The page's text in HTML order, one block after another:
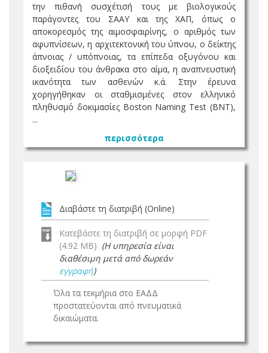
την πιθανή συσχέτισή τους με βιολογικούς
παράγοντες του ΣΑΑΥ και της ΧΑΠ, όπως ο
αποκορεσμός της αιμοσφαιρίνης, o αριθμός των
αφυπνίσεων, η αρχιτεκτονική του ύπνου, ο δείκτης
άπνοιας / υπόπνοιας, τα επίπεδα οξυγόνου και
διοξειδίου του άνθρακα στο αίμα, η αναπνευστική
ικανότητα των ασθενών κ.ά. Στην έρευνα
χορηγήθηκαν οι σταθμισμένες στον ελληνικό
πληθυσμό δοκιμασίες Boston Naming Test (ΒΝΤ),
...
περισσότερα
Διαβάστε τη διατριβή (Online)
Κατεβάστε τη διατριβή σε μορφή PDF
(4.92 MB) (Η υπηρεσία είναι
διαθέσιμη μετά από δωρεάν
εγγραφή)
Όλα τα τεκμήρια στο ΕΑΔΔ
προστατεύονται από πνευματικά
δικαιώματα.